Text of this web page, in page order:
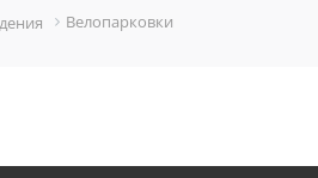
Велопарковки